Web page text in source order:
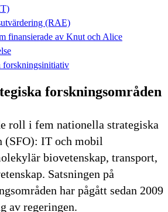
(RAE)
finansierade av Knut och Alice
forskningsinitiativ
forskningsområden
roll i fem nationella strategiska
(SFO): IT och mobil
biovetenskap, transport,
Satsningen på
har pågått sedan 2009
av regeringen.